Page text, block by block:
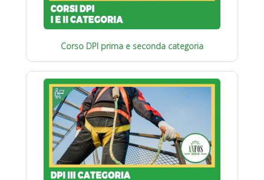
Corso DPI prima e seconda categoria